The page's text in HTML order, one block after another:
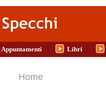
Appuntamenti Libri
Tu sei qui
Home